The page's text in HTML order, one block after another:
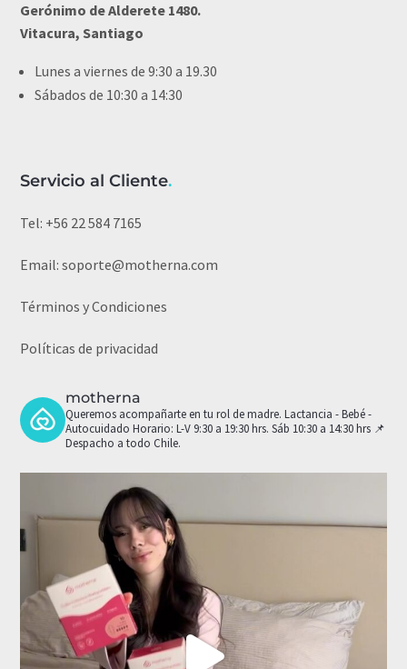
Gerónimo de Alderete 1480.
Vitacura, Santiago
Lunes a viernes de 9:30 a 19.30
Sábados de 10:30 a 14:30
Servicio al Cliente.
Tel: +56 22 584 7165
Email:soporte@motherna.com
Términos y Condiciones
Políticas de privacidad
motherna
Queremos acompañarte en tu rol de madre. Lactancia - Bebé -
Autocuidado Horario: L-V 9:30 a 19:30 hrs. Sáb 10:30 a 14:30 hrs 📌
Despacho a todo Chile.